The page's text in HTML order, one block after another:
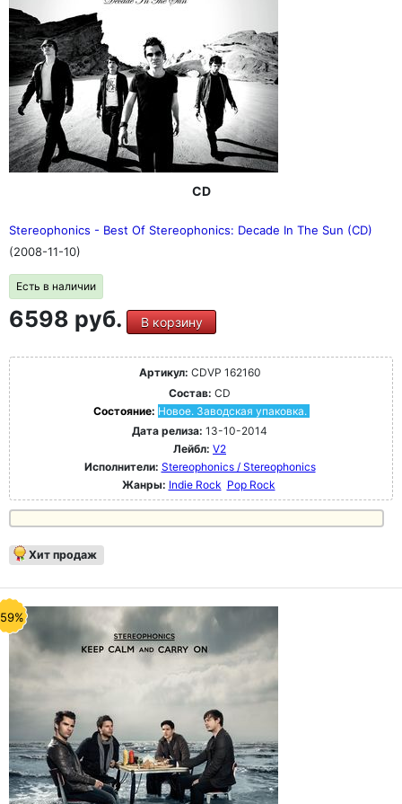
CD
Stereophonics - Best Of Stereophonics: Decade In The Sun (CD)
(2008-11-10)
Есть в наличии
6598 руб. В корзину
Артикул: CDVP 162160
Состав: CD
Состояние: Новое. Заводская упаковка.
Дата релиза: 13-10-2014
Лейбл: V2
Исполнители: Stereophonics / Stereophonics
Жанры: Indie Rock Pop Rock
Хит продаж